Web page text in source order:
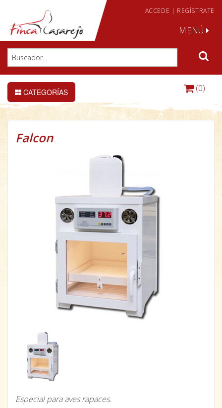
ACCEDE | REGÍSTRATE
MENÚ
CATEGORÍAS (0)
Falcon
Especial para aves rapaces.